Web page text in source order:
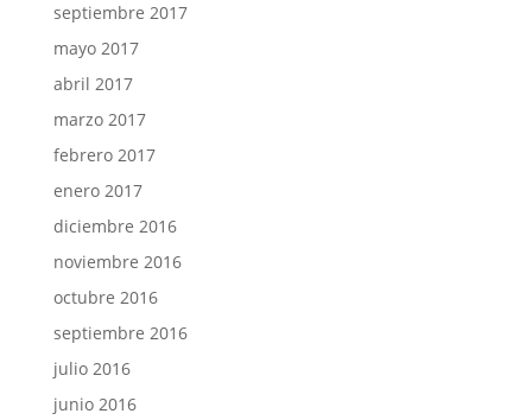
septiembre 2017
mayo 2017
abril 2017
marzo 2017
febrero 2017
enero 2017
diciembre 2016
noviembre 2016
octubre 2016
septiembre 2016
julio 2016
junio 2016